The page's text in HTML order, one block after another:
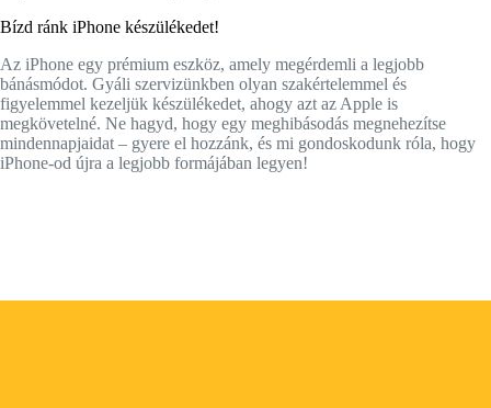
Bízd ránk iPhone készülékedet!
Az iPhone egy prémium eszköz, amely megérdemli a legjobb
bánásmódot. Gyáli szervizünkben olyan szakértelemmel és
figyelemmel kezeljük készülékedet, ahogy azt az Apple is
megkövetelné. Ne hagyd, hogy egy meghibásodás megnehezítse
mindennapjaidat – gyere el hozzánk, és mi gondoskodunk róla, hogy
iPhone-od újra a legjobb formájában legyen!